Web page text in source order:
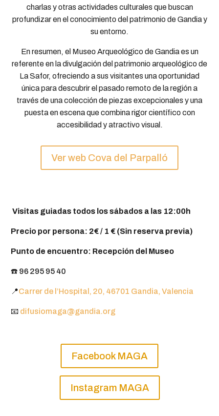
charlas y otras actividades culturales que buscan
profundizar en el conocimiento del patrimonio de Gandia y
su entorno.
En resumen, el Museo Arqueológico de Gandia es un
referente en la divulgación del patrimonio arqueológico de
La Safor, ofreciendo a sus visitantes una oportunidad
única para descubrir el pasado remoto de la región a
través de una colección de piezas excepcionales y una
puesta en escena que combina rigor científico con
accesibilidad y atractivo visual.
Ver web Cova del Parpalló
Visitas guiadas todos los sábados a las 12:00h
Precio por persona: 2€ / 1 € (Sin reserva previa)
Punto de encuentro: Recepción del Museo
☎️ 96 295 95 40
📍Carrer de l’Hospital, 20, 46701 Gandia, Valencia
📧 difusiomaga@gandia.org
Facebook MAGA
Instagram MAGA